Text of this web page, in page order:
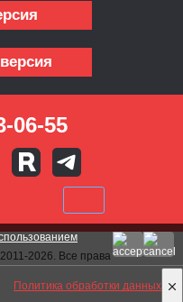
06-55
2026. Все права
Политика обработки данных